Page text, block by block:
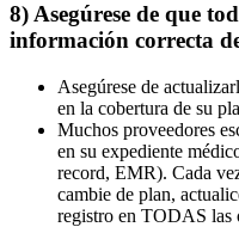
8) Asegúrese de que
información correcta
Asegúrese de
en la cobertura de su
Muchos proveedores
en su expediente
record, EMR). Cada
cambie de plan,
registro en TODAS las